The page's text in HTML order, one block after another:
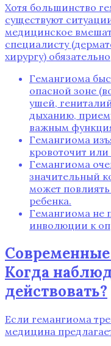
Хотя большинство
существуют
медицинское
специалисту
хирургу)
Гемангиома
опасной зоне
ушей‚
дыханию‚
важным
Гемангиома
кровоточит
Гемангиома
значительный
может
ребенка.
Гемангиома не
инволюции к
Когда
действовать?
Если гемангиома
медицина